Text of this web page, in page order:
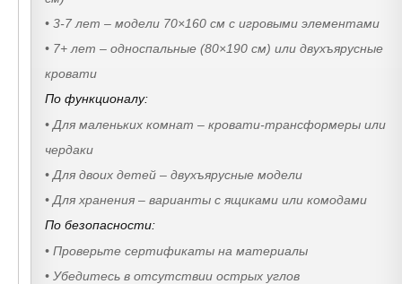
• 3-7 лет – модели 70×160 см с игровыми элементами
• 7+ лет – односпальные (80×190 см) или двухъярусные
кровати
По функционалу:
• Для маленьких комнат – кровати-трансформеры или
чердаки
• Для двоих детей – двухъярусные модели
• Для хранения – варианты с ящиками или комодами
По безопасности:
• Проверьте сертификаты на материалы
• Убедитесь в отсутствии острых углов